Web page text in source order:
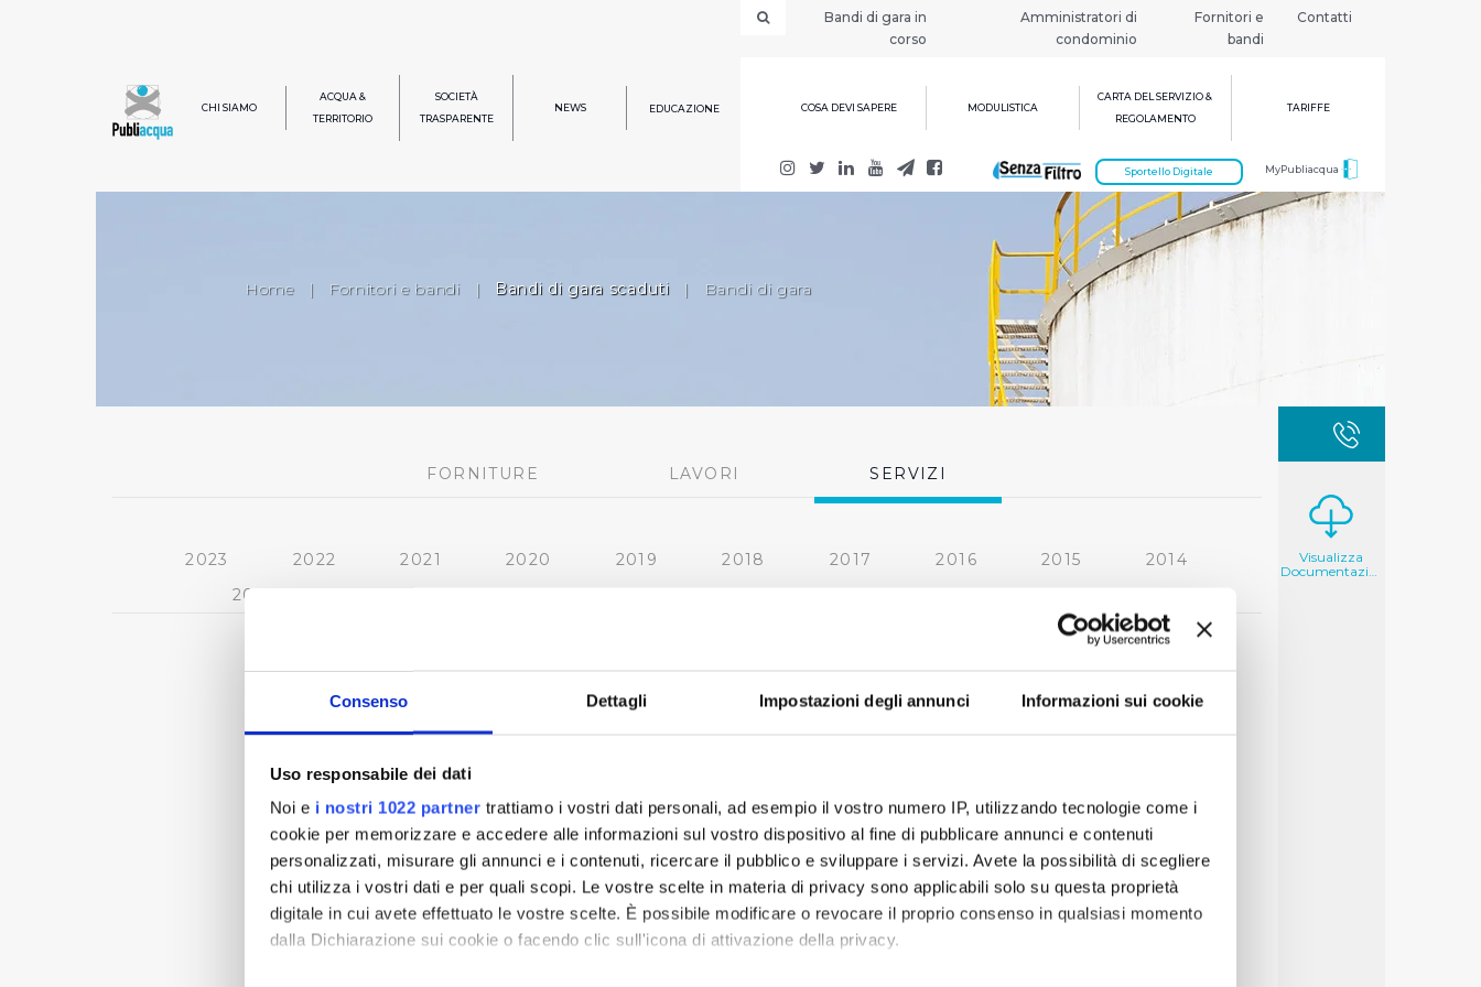
Consenso Dettagli Impostazioni degli annunci Informazioni sui cookie
Uso responsabile dei dati
Noi e i nostri 1022 partner trattiamo i vostri dati personali, ad esempio il vostro numero IP, utilizzando tecnologie come i
cookie per memorizzare e accedere alle informazioni sul vostro dispositivo al fine di pubblicare annunci e contenuti
personalizzati, misurare gli annunci e i contenuti, ricercare il pubblico e sviluppare i servizi. Avete la possibilità di scegliere
chi utilizza i vostri dati e per quali scopi. Le vostre scelte in materia di privacy sono applicabili solo su questa proprietà
digitale in cui avete effettuato le vostre scelte. È possibile modificare o revocare il proprio consenso in qualsiasi momento
dalla Dichiarazione sui cookie o facendo clic sull'icona di attivazione della privacy.
Bandi di gara in
corso
Amministratori di
condominio
Fornitori e
bandi
Contatti
CHI SIAMO
ACQUA &
TERRITORIO
SOCIETÀ
TRASPARENTE
NEWS EDUCAZIONE COSA DEVI SAPERE MODULISTICA
CARTA DEL SERVIZIO &
REGOLAMENTO
TARIFFE
MyPubliacqua
Sportello Digitale
Home | Fornitori e bandi | Bandi di gara scaduti | Bandi di gara
FORNITURE LAVORI SERVIZI
2023 2022 2021 2020 2019 2018 2017 2016 2015
2014
2013
Visualizza
Documentazione